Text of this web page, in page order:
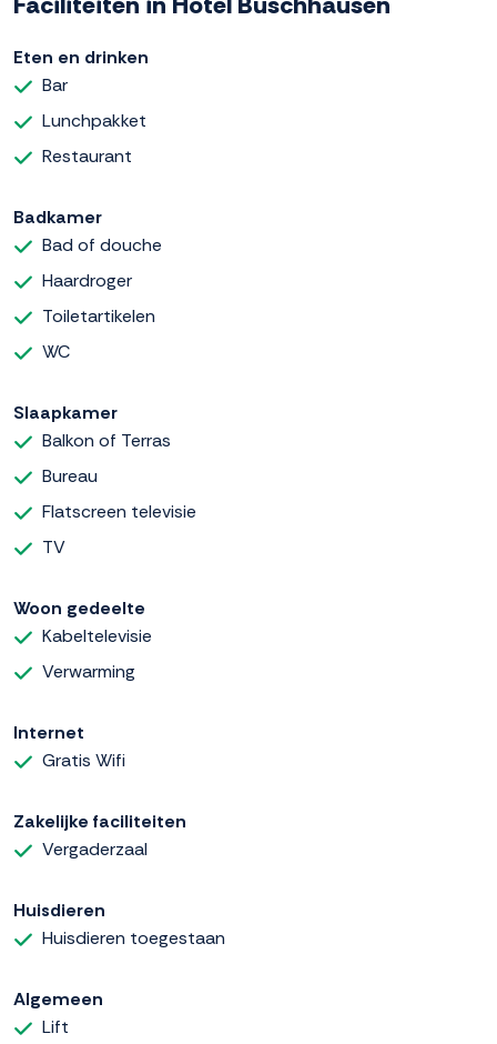
Eten en drinken
Bar
Lunchpakket
Restaurant
Badkamer
Bad of douche
Haardroger
Toiletartikelen
WC
Slaapkamer
Balkon of Terras
Bureau
Flatscreen televisie
TV
Woon gedeelte
Kabeltelevisie
Verwarming
Internet
Gratis Wifi
Zakelijke faciliteiten
Vergaderzaal
Huisdieren
Huisdieren toegestaan
Algemeen
Lift